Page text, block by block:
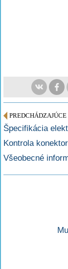
PREDCHÁDZAJÚCE
Špecifikácia
Kontrola
Všeobecné